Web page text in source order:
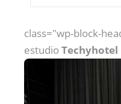
class="wp-block-
estudioTechyhotel